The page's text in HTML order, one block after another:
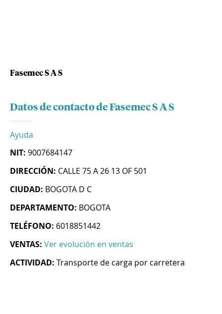
Fasemec S A S
Datos de contacto de Fasemec S A S
Ayuda
NIT: 9007684147
DIRECCIÓN: CALLE 75 A 26 13 OF 501
CIUDAD: BOGOTA D C
DEPARTAMENTO: BOGOTA
TELÉFONO: 6018851442
VENTAS: Ver evolución en ventas
ACTIVIDAD: Transporte de carga por carretera